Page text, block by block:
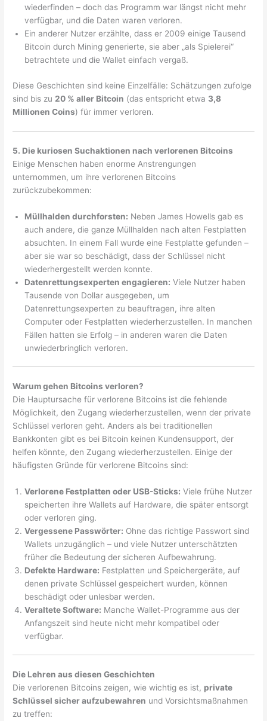
wiederfinden – doch das Programm war längst nicht mehr
verfügbar, und die Daten waren verloren.
Ein anderer Nutzer erzählte, dass er 2009 einige Tausend
Bitcoin durch Mining generierte, sie aber „als Spielerei“
betrachtete und die Wallet einfach vergaß.
Diese Geschichten sind keine Einzelfälle: Schätzungen zufolge
sind bis zu 20 % aller Bitcoin (das entspricht etwa 3,8
Millionen Coins) für immer verloren.
5. Die kuriosen Suchaktionen nach verlorenen Bitcoins
Einige Menschen haben enorme Anstrengungen
unternommen, um ihre verlorenen Bitcoins
zurückzubekommen:
Müllhalden durchforsten: Neben James Howells gab es
auch andere, die ganze Müllhalden nach alten Festplatten
absuchten. In einem Fall wurde eine Festplatte gefunden –
aber sie war so beschädigt, dass der Schlüssel nicht
wiederhergestellt werden konnte.
Datenrettungsexperten engagieren: Viele Nutzer haben
Tausende von Dollar ausgegeben, um
Datenrettungsexperten zu beauftragen, ihre alten
Computer oder Festplatten wiederherzustellen. In manchen
Fällen hatten sie Erfolg – in anderen waren die Daten
unwiederbringlich verloren.
Warum gehen Bitcoins verloren?
Die Hauptursache für verlorene Bitcoins ist die fehlende
Möglichkeit, den Zugang wiederherzustellen, wenn der private
Schlüssel verloren geht. Anders als bei traditionellen
Bankkonten gibt es bei Bitcoin keinen Kundensupport, der
helfen könnte, den Zugang wiederherzustellen. Einige der
häufigsten Gründe für verlorene Bitcoins sind:
Verlorene Festplatten oder USB-Sticks: Viele frühe Nutzer
speicherten ihre Wallets auf Hardware, die später entsorgt
oder verloren ging.
Vergessene Passwörter: Ohne das richtige Passwort sind
Wallets unzugänglich – und viele Nutzer unterschätzten
früher die Bedeutung der sicheren Aufbewahrung.
Defekte Hardware: Festplatten und Speichergeräte, auf
denen private Schlüssel gespeichert wurden, können
beschädigt oder unlesbar werden.
Veraltete Software: Manche Wallet-Programme aus der
Anfangszeit sind heute nicht mehr kompatibel oder
verfügbar.
Die Lehren aus diesen Geschichten
Die verlorenen Bitcoins zeigen, wie wichtig es ist, private
Schlüssel sicher aufzubewahren und Vorsichtsmaßnahmen
zu treffen: